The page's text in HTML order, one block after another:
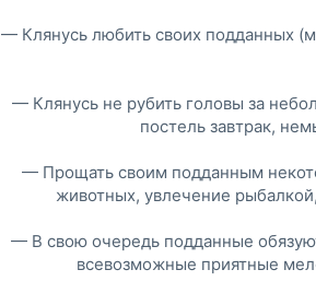
— Клянусь любить своих подданных
— Клянусь не рубить головы за
постель завтрак,
— Прощать своим подданным
животных, увлечение
— В свою очередь подданные
всевозможные приятные